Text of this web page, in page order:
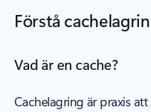
Förstå
Vad är en cache?
Cachelagring är praxis